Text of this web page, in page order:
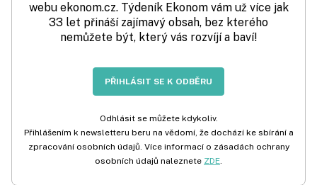
webu ekonom.cz. Týdeník Ekonom vám už více jak
33 let přináší zajímavý obsah, bez kterého
nemůžete být, který vás rozvíjí a baví!
PŘIHLÁSIT SE K ODBĚRU
Odhlásit se můžete kdykoliv.
Přihlášením k newsletteru beru na vědomí, že dochází ke sbírání a
zpracování osobních údajů. Více informací o zásadách ochrany
osobních údajů naleznete ZDE.